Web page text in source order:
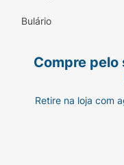
Bulário
Compre
Retire na loja com